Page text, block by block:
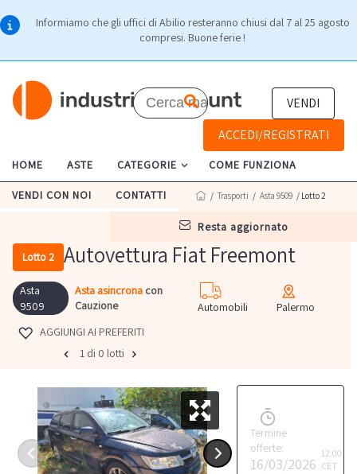
Informiamo che gli uffici di Abilio resteranno chiusi dal 7 al 25 agosto
compresi. Buone ferie !
VENDI
ACCEDI/REGISTRATI
HOME ASTE CATEGORIE COME FUNZIONA
VENDI CON NOI CONTATTI
resta aggiornato
/ Trasporti / Asta 9509 / Lotto 2
Lotto 2 Autovettura Fiat Freemont
Asta
9509
Asta asincrona con
Cauzione
Automobili
Palermo
AGGIUNGI AI PREFERITI
1 di 0 lotti
Termine
offerte:
16/03/2026
12:00
CET